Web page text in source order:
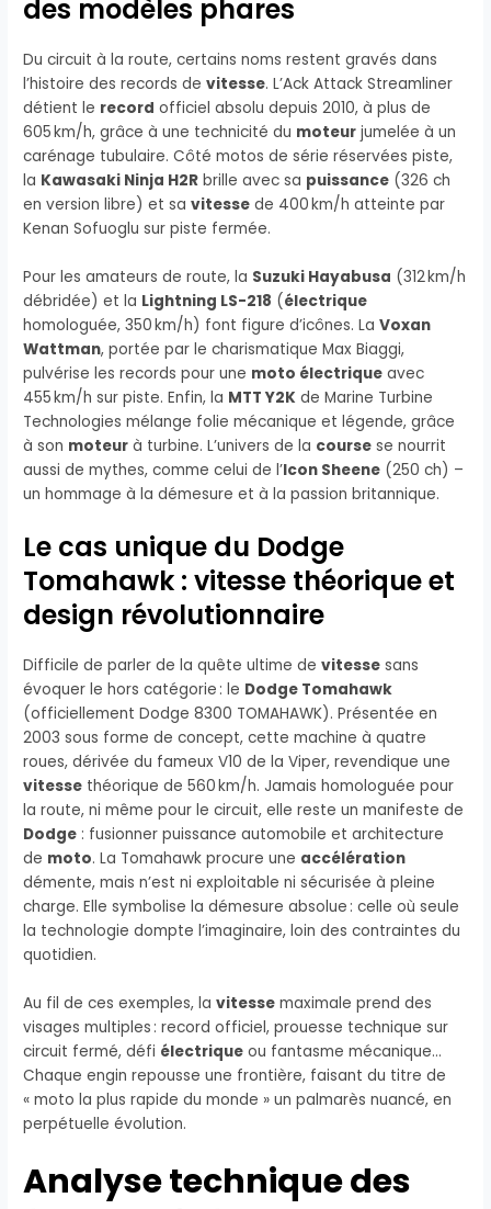
des modèles phares
Du circuit à la route, certains noms restent gravés dans
l’histoire des records devitesse. L’Ack Attack Streamliner
détient le record officiel absolu depuis 2010, à plus de
605 km/h, grâce à une technicité du moteur jumelée à un
carénage tubulaire. Côté motos de série réservées piste,
la Kawasaki Ninja H2R brille avec sa puissance (326 ch
en version libre) et savitesse de 400 km/h atteinte par
Kenan Sofuoglu sur piste fermée.
Pour les amateurs de route, la Suzuki Hayabusa (312 km/h
débridée) et la Lightning LS-218 (électrique
homologuée, 350 km/h) font figure d’icônes. LaVoxan
Wattman, portée par le charismatique Max Biaggi,
pulvérise les records pour une moto électrique avec
455 km/h sur piste. Enfin, la MTT Y2K de Marine Turbine
Technologies mélange folie mécanique et légende, grâce
à son moteur à turbine. L’univers de la course se nourrit
aussi de mythes, comme celui de l’Icon Sheene (250 ch) –
un hommage à la démesure et à la passion britannique.
Le cas unique du Dodge
Tomahawk : vitesse théorique et
design révolutionnaire
Difficile de parler de la quête ultime devitesse sans
évoquer le hors catégorie : le Dodge Tomahawk
(officiellement Dodge 8300 TOMAHAWK). Présentée en
2003 sous forme de concept, cette machine à quatre
roues, dérivée du fameux V10 de la Viper, revendique une
vitesse théorique de 560 km/h. Jamais homologuée pour
la route, ni même pour le circuit, elle reste un manifeste de
Dodge : fusionner puissance automobile et architecture
de moto. La Tomahawk procure une accélération
démente, mais n’est ni exploitable ni sécurisée à pleine
charge. Elle symbolise la démesure absolue : celle où seule
la technologie dompte l’imaginaire, loin des contraintes du
quotidien.
Au fil de ces exemples, lavitesse maximale prend des
visages multiples : record officiel, prouesse technique sur
circuit fermé, défi électrique ou fantasme mécanique…
Chaque engin repousse une frontière, faisant du titre de
« moto la plus rapide du monde » un palmarès nuancé, en
perpétuelle évolution.
Analyse technique des